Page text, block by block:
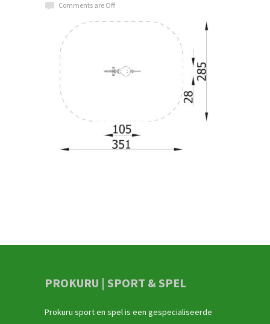
Comments are Off
PROKURU | SPORT & SPEL
Prokuru sport en spel is een gespecialiseerde